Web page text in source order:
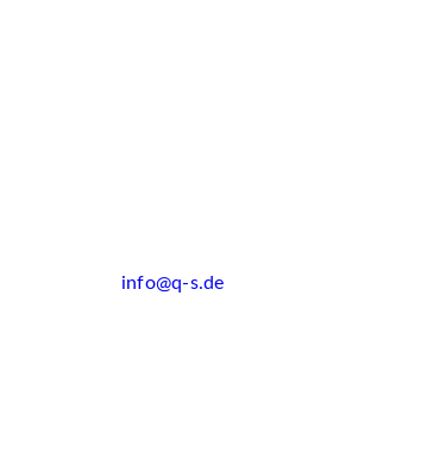
info@q-s.de